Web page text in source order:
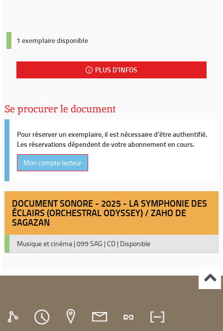
1 exemplaire disponible
PLUS D'INFOS
Se procurer le document
Pour réserver un exemplaire, il est nécessaire d'être authentifié.
Les réservations dépendent de votre abonnement en cours.
Mon compte lecteur
DOCUMENT SONORE - 2025 - LA SYMPHONIE DES
ÉCLAIRS (ORCHESTRAL ODYSSEY) / ZAHO DE
SAGAZAN
Musique et cinéma | 099 SAG | CD | Disponible